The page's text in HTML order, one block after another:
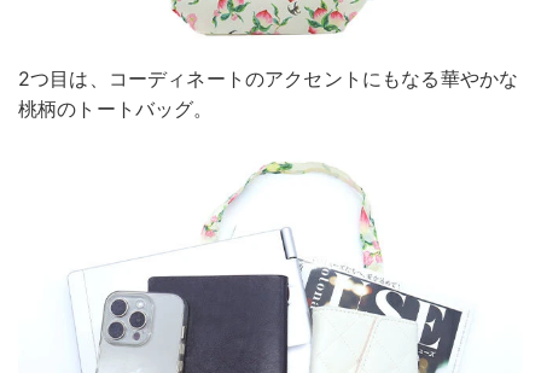
2つ目は、コーディネートのアクセントにもなる華やかな
桃柄のトートバッグ。